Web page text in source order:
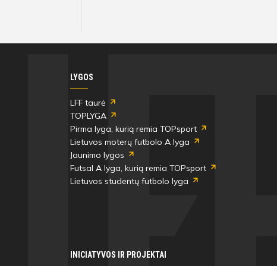
LYGOS
LFF taurė
TOPLYGA
Pirma lyga, kurią remia TOPsport
Lietuvos moterų futbolo A lyga
Jaunimo lygos
Futsal A lyga, kurią remia TOPsport
Lietuvos studentų futbolo lyga
INICIATYVOS IR PROJEKTAI